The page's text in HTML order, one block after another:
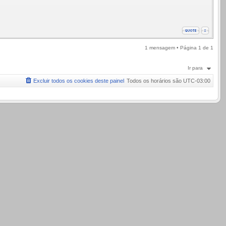
1 mensagem • Página 1 de 1
Ir para
Todos os horários são UTC-03:00
Excluir todos os cookies deste painel